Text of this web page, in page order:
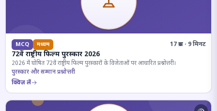
MCQ मध्यम 17 प्रश्न · 9 मिनट
72वें राष्ट्रीय फिल्म पुरस्कार 2026
2026 में घोषित 72वें राष्ट्रीय फिल्म पुरस्कारों के विजेताओं पर आधारित प्रश्नोत्तरी।
पुरस्कार और सम्मान प्रश्नोत्तरी
क्विज़ लें